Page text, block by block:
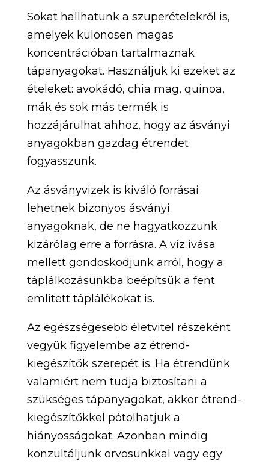
Sokat hallhatunk a szuperételekről is,
amelyek különösen magas
koncentrációban tartalmaznak
tápanyagokat. Használjuk ki ezeket az
ételeket: avokádó, chia mag, quinoa,
mák és sok más termék is
hozzájárulhat ahhoz, hogy az ásványi
anyagokban gazdag étrendet
fogyasszunk.
Az ásványvizek is kiváló forrásai
lehetnek bizonyos ásványi
anyagoknak, de ne hagyatkozzunk
kizárólag erre a forrásra. A víz ivása
mellett gondoskodjunk arról, hogy a
táplálkozásunkba beépítsük a fent
említett táplálékokat is.
Az egészségesebb életvitel részeként
vegyük figyelembe az étrend-
kiegészítők szerepét is. Ha étrendünk
valamiért nem tudja biztosítani a
szükséges tápanyagokat, akkor étrend-
kiegészítőkkel pótolhatjuk a
hiányosságokat. Azonban mindig
konzultáljunk orvosunkkal vagy egy